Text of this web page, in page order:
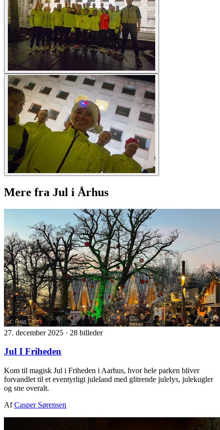
Mere fra Jul i Århus
27. december 2025 · 28 billeder
Jul I Friheden
Kom til magisk Jul i Friheden i Aarhus, hvor hele parken bliver
forvandlet til et eventyrligt juleland med glitrende julelys, julekugler
og sne overalt.
AfCasper Sørensen